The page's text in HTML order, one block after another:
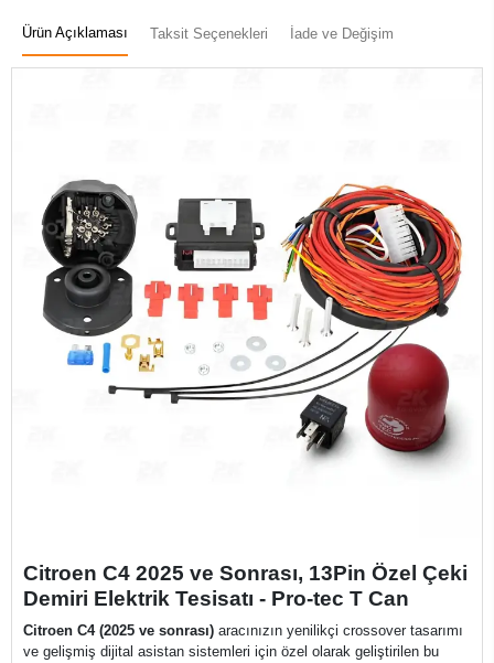
Ürün Açıklaması Taksit Seçenekleri İade ve Değişim
Citroen C4 2025 ve Sonrası, 13Pin Özel Çeki
Demiri Elektrik Tesisatı - Pro-tec T Can
Citroen C4 (2025 ve sonrası) aracınızın yenilikçi crossover tasarımı
ve gelişmiş dijital asistan sistemleri için özel olarak geliştirilen bu